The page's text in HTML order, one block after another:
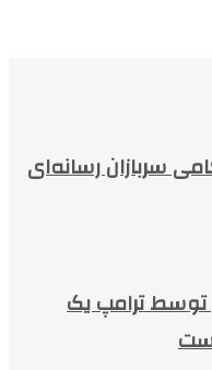
سربازان رسانه‌ای
توسط ترامپ یک